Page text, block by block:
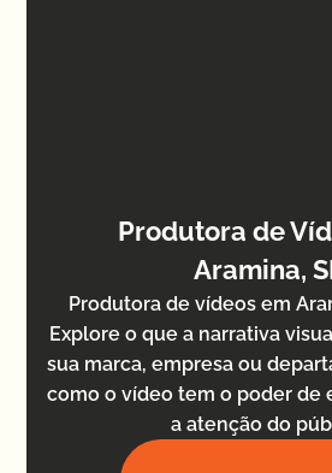
Produtora de
Aramina,
Produtora de vídeos em
Explore o que a narrativa
sua marca, empresa ou
como o vídeo tem o poder de
a atenção do